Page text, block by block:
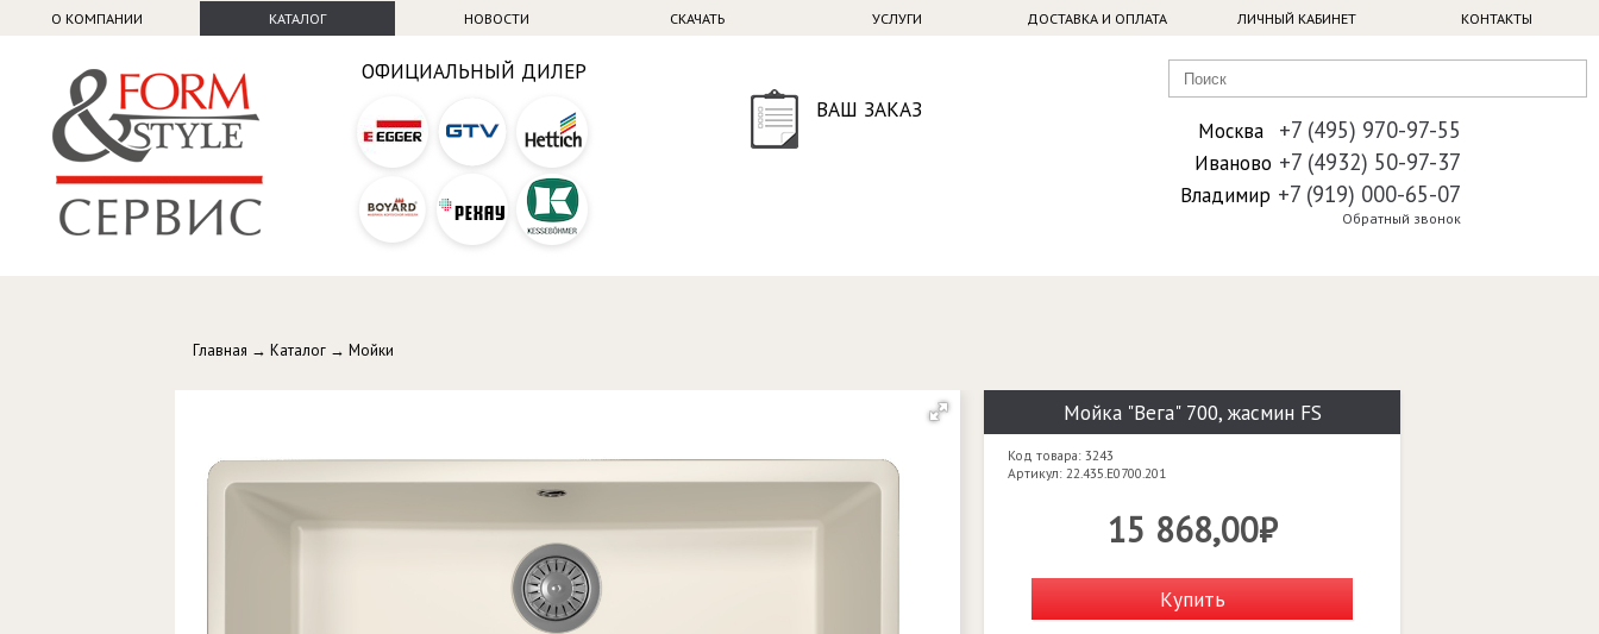
О КОМПАНИИ КАТАЛОГ НОВОСТИ СКАЧАТЬ УСЛУГИ ДОСТАВКА И ОПЛАТА ЛИЧНЫЙ КАБИНЕТ КОНТАКТЫ
ОФИЦИАЛЬНЫЙ ДИЛЕР
ВАШ ЗАКАЗ
Москва +7 (495) 970-97-55
Иваново +7 (4932) 50-97-37
Владимир +7 (919) 000-65-07
Обратный звонок
Главная → Каталог → Мойки
Мойка "Вега" 700, жасмин FS
Код товара: 3243
Артикул: 22.435.E0700.201
15 868,00₽
Купить